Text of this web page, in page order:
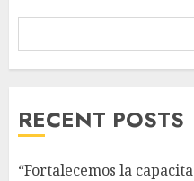
RECENT POSTS
“Fortalecemos la